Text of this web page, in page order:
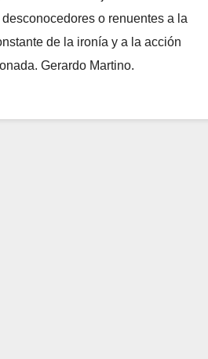
o renuentes a la
de la ironía y a la acción
Gerardo Martino.